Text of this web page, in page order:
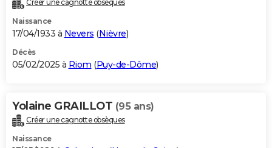
Créer une cagnotte obsèques
Naissance
17/04/1933 à Nevers (Nièvre)
Décès
05/02/2025 à Riom (Puy-de-Dôme)
Yolaine GRAILLOT (95 ans)
Créer une cagnotte obsèques
Naissance